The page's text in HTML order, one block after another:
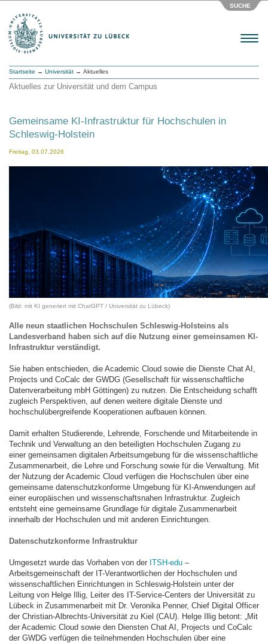
SUCHE
Menu
Startseite → Universität → Aktuelles
Aktuelles zur Universität und dem Campus
Gemeinsame KI-Infrastruktur für Hochschulen in
Schleswig-Holstein
Freitag, 03.07.2026
(Bild: mit KI generiert mit ChatGPT / Universität zu Lübeck)
Alle neun staatlichen Hochschulen Schleswig-Holsteins als
Landesverband haben sich auf die Nutzung einer gemeinsamen KI-
Infrastruktur verständigt.
Sie haben entschieden, die Academic Cloud sowie die Dienste Chat AI,
Projects und CoCalc der GWDG (Gesellschaft für wissenschaftliche
Datenverarbeitung mbH Göttingen) zu nutzen. Die Entscheidung schafft
zugleich Perspektiven, auf denen weitere digitale Dienste und
hochschulübergreifende Kooperationen aufbauen können.
Damit erhalten Studierende, Lehrende, Forschende und Mitarbeitende in
Technik und Verwaltung an den beteiligten Hochschulen Zugang zu
einer gemeinsamen digitalen Arbeitsumgebung für die wissenschaftliche
Zusammenarbeit, die Lehre und Forschung sowie für die Verwaltung. Mit
der Nutzung der Academic Cloud verfügen die Hochschulen über eine
gemeinsame datenschutzkonforme Umgebung für KI-Anwendungen auf
einer europäischen und wissenschaftsnahen Infrastruktur. Zugleich
entsteht eine gemeinsame Grundlage für digitale Zusammenarbeit
innerhalb der Hochschulen und mit anderen Einrichtungen.
Datenschutzkonforme Infrastruktur
Umgesetzt wurde das Vorhaben von der ITSH-edu –
Arbeitsgemeinschaft der IT-Verantwortlichen der Hochschulen und
wissenschaftlichen Einrichtungen in Schleswig-Holstein unter der
Leitung von Helge Illig, Leiter des IT-Service-Centers der Universität zu
Lübeck in Zusammenarbeit mit Dr. Veronika Penner, Chief Digital Officer
der Christian-Albrechts-Universität zu Kiel (CAU). Helge Illig betont: „Mit
der Academic Cloud sowie den Diensten Chat AI, Projects und CoCalc
der GWDG verfügen die teilnehmenden Hochschulen über eine